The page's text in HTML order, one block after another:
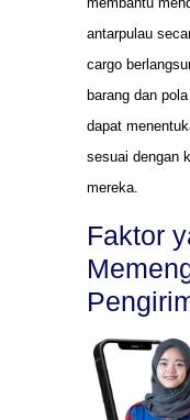
antarpulau
cargo
barang dan
dapat
sesuai dengan
mereka.
Faktor